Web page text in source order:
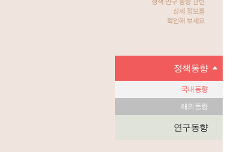
정책·연구 동향 관련
상세 정보를
확인해 보세요
정책동향
국내동향
해외동향
연구동향